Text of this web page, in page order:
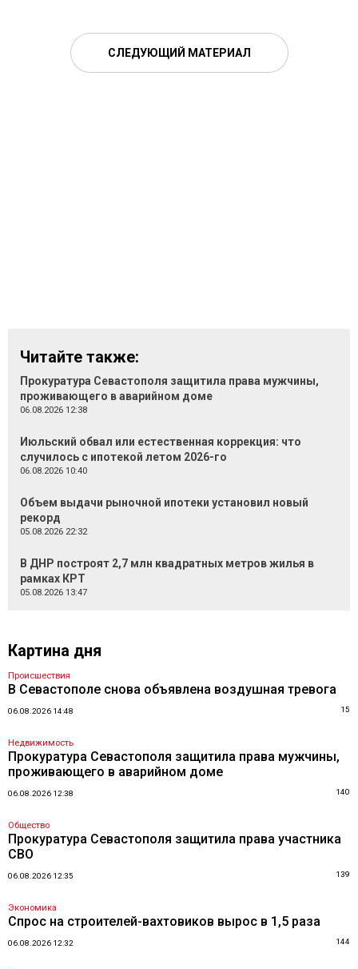
СЛЕДУЮЩИЙ МАТЕРИАЛ
Читайте также:
Прокуратура Севастополя защитила права мужчины,
проживающего в аварийном доме
06.08.2026 12:38
Июльский обвал или естественная коррекция: что
случилось с ипотекой летом 2026-го
06.08.2026 10:40
Объем выдачи рыночной ипотеки установил новый
рекорд
05.08.2026 22:32
В ДНР построят 2,7 млн квадратных метров жилья в
рамках КРТ
05.08.2026 13:47
Картина дня
Происшествия
В Севастополе снова объявлена воздушная тревога
06.08.2026 14:48 15
Недвижимость
Прокуратура Севастополя защитила права мужчины,
проживающего в аварийном доме
06.08.2026 12:38 140
Общество
Прокуратура Севастополя защитила права участника
СВО
06.08.2026 12:35 139
Экономика
Спрос на строителей-вахтовиков вырос в 1,5 раза
06.08.2026 12:32 144